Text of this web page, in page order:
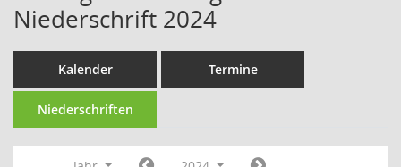
Niederschrift 2024
Kalender Termine
Niederschriften